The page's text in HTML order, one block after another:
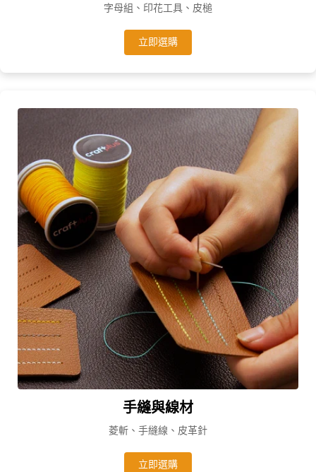
字母組、印花工具、皮槌
立即選購
手縫與線材
菱斬、手縫線、皮革針
立即選購